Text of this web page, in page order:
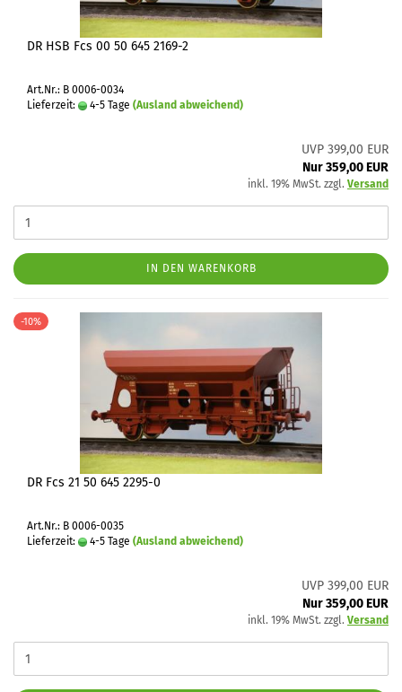
DR HSB Fcs 00 50 645 2169-2
Art.Nr.: B 0006-0034
Lieferzeit:
4-5 Tage (Ausland abweichend)
UVP 399,00 EUR
Nur 359,00 EUR
inkl. 19% MwSt. zzgl. Versand
IN DEN WARENKORB
-10%
DR Fcs 21 50 645 2295-0
Art.Nr.: B 0006-0035
Lieferzeit:
4-5 Tage (Ausland abweichend)
UVP 399,00 EUR
Nur 359,00 EUR
inkl. 19% MwSt. zzgl. Versand